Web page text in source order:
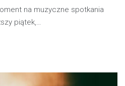
na muzyczne spotkania
piątek,…